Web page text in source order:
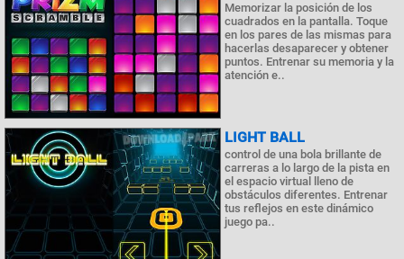
Memorizar la posición de los
cuadrados en la pantalla. Toque
en los pares de las mismas para
hacerlas desaparecer y obtener
puntos. Entrenar su memoria y la
atención e..
LIGHT BALL
control de una bola brillante de
carreras a lo largo de la pista en
el espacio virtual lleno de
obstáculos diferentes. Entrenar
tus reflejos en este dinámico
juego pa..